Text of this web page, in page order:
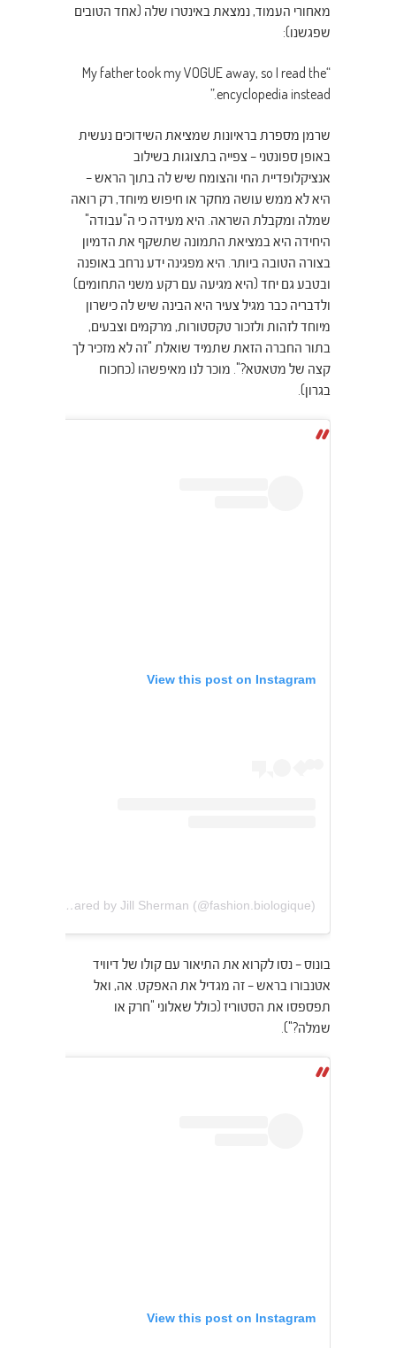
מאחורי העמוד, נמצאת באינטרו שלה (אחד הטובים
שפגשנו):
“My father took my VOGUE away, so I read the
encyclopedia instead.”
שרמן מספרת בראיונות שמציאת השידוכים נעשית
באופן ספונטני – צפייה בתצוגות בשילוב
אנציקלופדיית החי והצומח שיש לה בתוך הראש –
היא לא ממש עושה מחקר או חיפוש מיוחד, רק רואה
שמלה ומקבלת השראה. היא מעידה כי ה"עבודה"
היחידה היא במציאת התמונה שתשקף את הדמיון
בצורה הטובה ביותר. היא מפגינה ידע נרחב באופנה
ובטבע גם יחד (היא מגיעה עם רקע משני התחומים)
ולדבריה כבר מגיל צעיר היא הבינה שיש לה כישרון
מיוחד לזהות ולזכור טקסטורות, מרקמים וצבעים,
בתור החברה הזאת שתמיד שואלת "זה לא מזכיר לך
קצה של מטאטא?". מוכר לנו מאיפשהו (כחכוח
בגרון).
View this post on Instagram
A post shared by Jill Sherman (@fashion.biologique)
בונוס – נסו לקרוא את התיאור עם קולו של דיוויד
אטנבורו בראש – זה מגדיל את האפקט. אה, ואל
תפספסו את הסטוריז (כולל שאלוני "חרק או
שמלה?").
View this post on Instagram